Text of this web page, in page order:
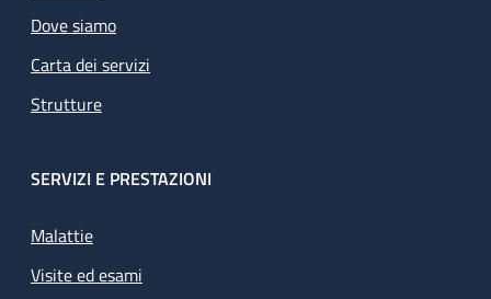
Dove siamo
Carta dei servizi
Strutture
SERVIZI E PRESTAZIONI
Malattie
Visite ed esami